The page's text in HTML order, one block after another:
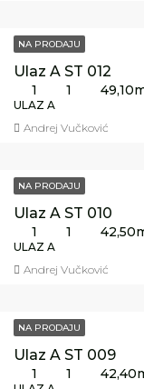
NA PRODAJU
Ulaz A ST 012
1 1 49,10
ULAZ A
Andrej Vučković
NA PRODAJU
Ulaz A ST 010
1 1 42,50
ULAZ A
Andrej Vučković
NA PRODAJU
Ulaz A ST 009
1 1 42,40